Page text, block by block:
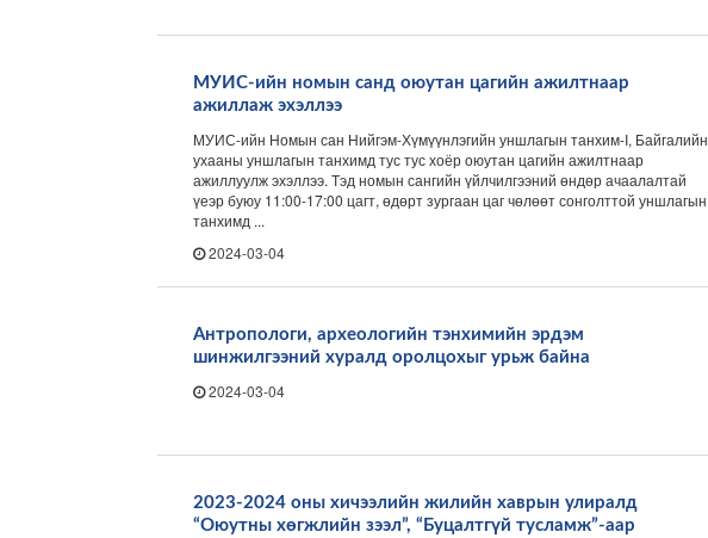
МУИС-ийн номын санд оюутан цагийн ажилтнаар
ажиллаж эхэллээ
МУИС-ийн Номын сан Нийгэм-Хүмүүнлэгийн уншлагын танхим-I, Байгалийн
ухааны уншлагын танхимд тус тус хоёр оюутан цагийн ажилтнаар
ажиллуулж эхэллээ. Тэд номын сангийн үйлчилгээний өндөр ачаалалтай
үеэр буюу 11:00-17:00 цагт, өдөрт зургаан цаг чөлөөт сонголттой уншлагын
танхимд ...
2024-03-04
Антропологи, археологийн тэнхимийн эрдэм
шинжилгээний хуралд оролцохыг урьж байна
2024-03-04
2023-2024 оны хичээлийн жилийн хаврын улиралд
“Оюутны хөгжлийн зээл”, “Буцалтгүй тусламж”-аар